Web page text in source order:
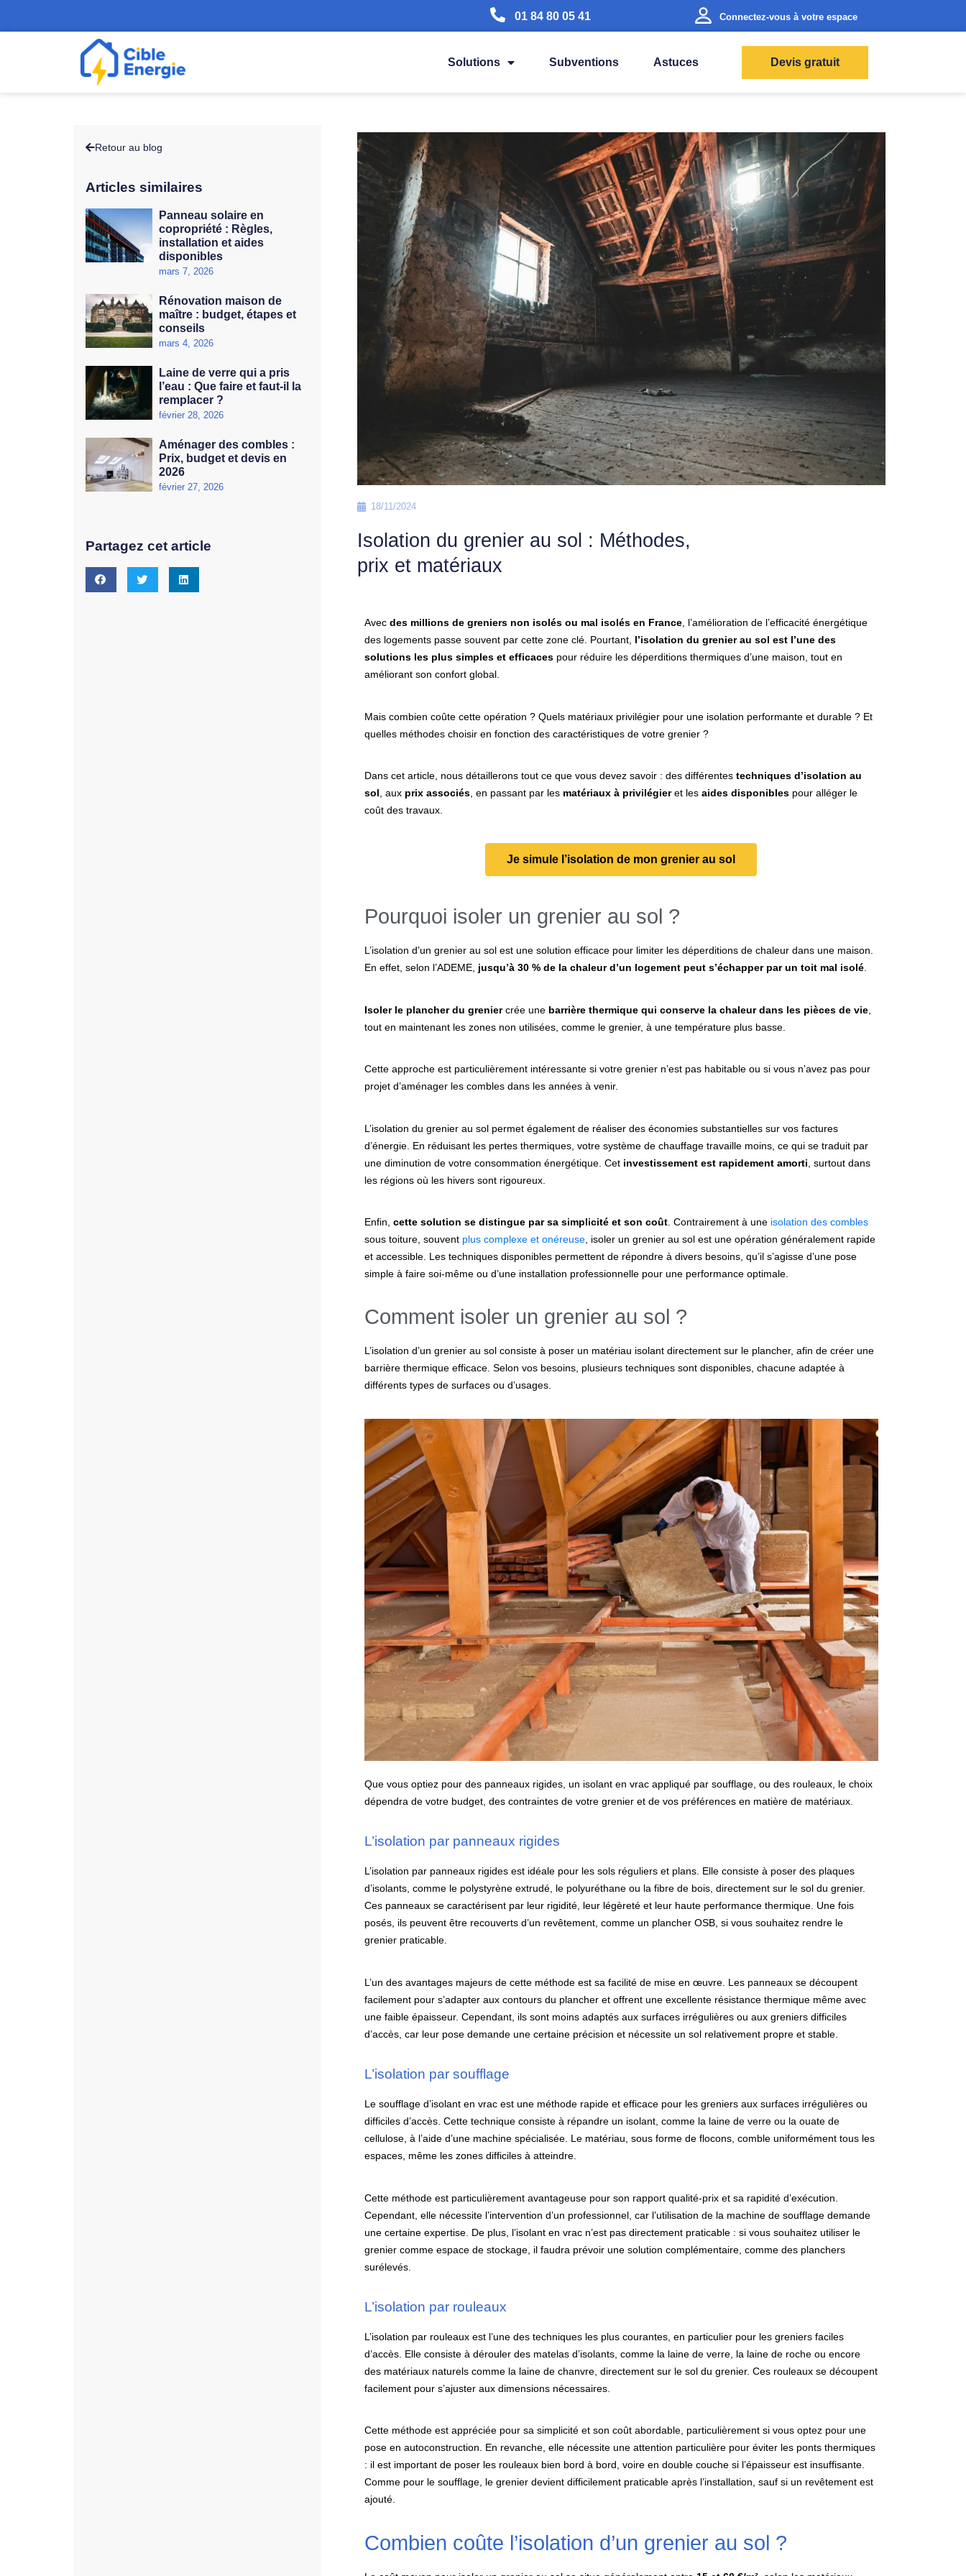
01 84 80 05 41 Connectez-vous à votre espace
Solutions Subventions Astuces Devis gratuit
Retour au blog
Articles similaires
Panneau solaire en
copropriété : Règles,
installation et aides
disponibles
mars 7, 2026
Rénovation maison de
maître : budget, étapes et
conseils
mars 4, 2026
Laine de verre qui a pris
l’eau : Que faire et faut-il la
remplacer ?
février 28, 2026
Aménager des combles :
Prix, budget et devis en
2026
février 27, 2026
Partagez cet article
18/11/2024
Isolation du grenier au sol : Méthodes,
prix et matériaux
Avec des millions de greniers non isolés ou mal isolés en France, l’amélioration de l’efficacité énergétique
des logements passe souvent par cette zone clé. Pourtant, l’isolation du grenier au sol est l’une des
solutions les plus simples et efficacespour réduire les déperditions thermiques d’une maison, tout en
améliorant son confort global.
Mais combien coûte cette opération ? Quels matériaux privilégier pour une isolation performante et durable ? Et
quelles méthodes choisir en fonction des caractéristiques de votre grenier ?
Dans cet article, nous détaillerons tout ce que vous devez savoir : des différentes techniques d’isolation au
sol , aux prix associés, en passant par les matériaux à privilégieret les aides disponiblespour alléger le
coût des travaux.
Je simule l’isolation de mon grenier au sol
Pourquoi isoler un grenier au sol ?
L’isolation d’un grenier au sol est une solution efficace pour limiter les déperditions de chaleur dans une maison.
En effet, selon l’ADEME, jusqu’à 30 % de la chaleur d’un logement peut s’échapper par un toit mal isolé.
Isoler le plancher du greniercrée une barrière thermique qui conserve la chaleur dans les pièces de vie,
tout en maintenant les zones non utilisées, comme le grenier, à une température plus basse.
Cette approche est particulièrement intéressante si votre grenier n’est pas habitable ou si vous n’avez pas pour
projet d’aménager les combles dans les années à venir.
L’isolation du grenier au sol permet également de réaliser des économies substantielles sur vos factures
d’énergie. En réduisant les pertes thermiques, votre système de chauffage travaille moins, ce qui se traduit par
une diminution de votre consommation énergétique. Cet investissement est rapidement amorti , surtout dans
les régions où les hivers sont rigoureux.
Enfin, cette solution se distingue par sa simplicité et son coût. Contrairement à une isolation des combles
sous toiture, souvent plus complexe et onéreuse, isoler un grenier au sol est une opération généralement rapide
et accessible. Les techniques disponibles permettent de répondre à divers besoins, qu’il s’agisse d’une pose
simple à faire soi-même ou d’une installation professionnelle pour une performance optimale.
Comment isoler un grenier au sol ?
L’isolation d’un grenier au sol consiste à poser un matériau isolant directement sur le plancher, afin de créer une
barrière thermique efficace. Selon vos besoins, plusieurs techniques sont disponibles, chacune adaptée à
différents types de surfaces ou d’usages.
Que vous optiez pour des panneaux rigides, un isolant en vrac appliqué par soufflage, ou des rouleaux, le choix
dépendra de votre budget, des contraintes de votre grenier et de vos préférences en matière de matériaux.
L’isolation par panneaux rigides
L’isolation par panneaux rigides est idéale pour les sols réguliers et plans. Elle consiste à poser des plaques
d’isolants, comme le polystyrène extrudé, le polyuréthane ou la fibre de bois, directement sur le sol du grenier.
Ces panneaux se caractérisent par leur rigidité, leur légèreté et leur haute performance thermique. Une fois
posés, ils peuvent être recouverts d’un revêtement, comme un plancher OSB, si vous souhaitez rendre le
grenier praticable.
L’un des avantages majeurs de cette méthode est sa facilité de mise en œuvre. Les panneaux se découpent
facilement pour s’adapter aux contours du plancher et offrent une excellente résistance thermique même avec
une faible épaisseur. Cependant, ils sont moins adaptés aux surfaces irrégulières ou aux greniers difficiles
d’accès, car leur pose demande une certaine précision et nécessite un sol relativement propre et stable.
L’isolation par soufflage
Le soufflage d’isolant en vrac est une méthode rapide et efficace pour les greniers aux surfaces irrégulières ou
difficiles d’accès. Cette technique consiste à répandre un isolant, comme la laine de verre ou la ouate de
cellulose, à l’aide d’une machine spécialisée. Le matériau, sous forme de flocons, comble uniformément tous les
espaces, même les zones difficiles à atteindre.
Cette méthode est particulièrement avantageuse pour son rapport qualité-prix et sa rapidité d’exécution.
Cependant, elle nécessite l’intervention d’un professionnel, car l’utilisation de la machine de soufflage demande
une certaine expertise. De plus, l’isolant en vrac n’est pas directement praticable : si vous souhaitez utiliser le
grenier comme espace de stockage, il faudra prévoir une solution complémentaire, comme des planchers
surélevés.
L’isolation par rouleaux
L’isolation par rouleaux est l’une des techniques les plus courantes, en particulier pour les greniers faciles
d’accès. Elle consiste à dérouler des matelas d’isolants, comme la laine de verre, la laine de roche ou encore
des matériaux naturels comme la laine de chanvre, directement sur le sol du grenier. Ces rouleaux se découpent
facilement pour s’ajuster aux dimensions nécessaires.
Cette méthode est appréciée pour sa simplicité et son coût abordable, particulièrement si vous optez pour une
pose en autoconstruction. En revanche, elle nécessite une attention particulière pour éviter les ponts thermiques
: il est important de poser les rouleaux bien bord à bord, voire en double couche si l’épaisseur est insuffisante.
Comme pour le soufflage, le grenier devient difficilement praticable après l’installation, sauf si un revêtement est
ajouté.
Combien coûte l’isolation d’un grenier au sol ?